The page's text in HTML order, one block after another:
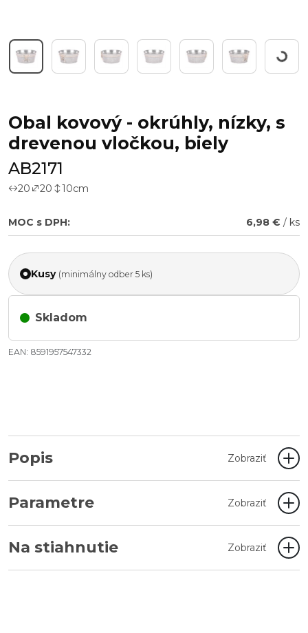
Obal kovový - okrúhly, nízky, s
drevenou vločkou, biely
AB2171
20 20 10cm
MOC s DPH: 6,98 € / ks
Kusy (minimálny odber 5 ks)
Skladom
EAN: 8591957547332
Popis Zobraziť
Parametre Zobraziť
Na stiahnutie Zobraziť